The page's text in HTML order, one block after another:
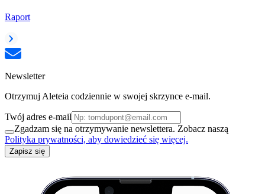
Raport
Newsletter
Otrzymuj Aleteia codziennie w swojej skrzynce e-mail.
Twój adres e-mail
Zgadzam się na otrzymywanie newslettera. Zobacz naszą
Polityka prywatności, aby dowiedzieć się więcej.
Zapisz się